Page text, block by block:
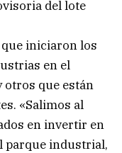
del lote
iniciaron los
en el
otros que están
«Salimos al
en invertir en
parque industrial,